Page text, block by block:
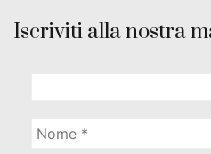
Iscriviti alla nostra